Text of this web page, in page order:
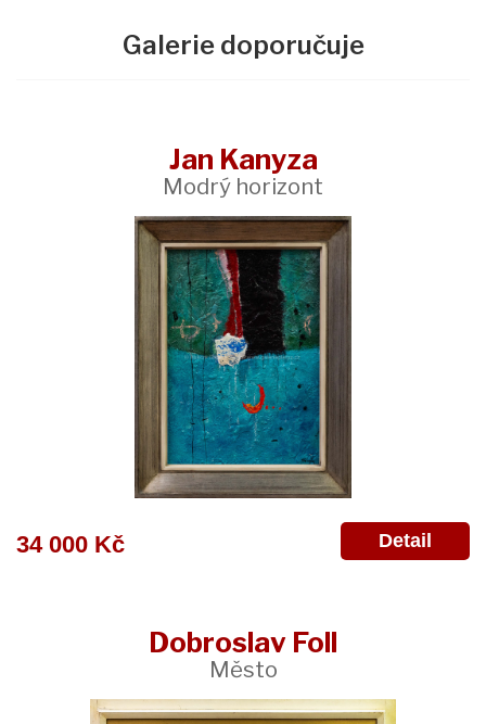
Galerie doporučuje
Jan Kanyza
Modrý horizont
34 000 Kč Detail
Dobroslav Foll
Město